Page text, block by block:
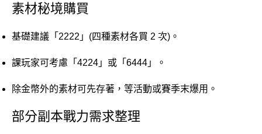
素材秘境購買
基礎建議「2222」(四種素材各買 2 次)。
課玩家可考慮「4224」或「6444」。
除金幣外的素材可先存著，等活動或賽季末爆用。
部分副本戰力需求整理